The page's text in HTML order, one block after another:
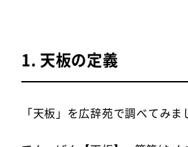
1. 天板の定義
「天板」を広辞苑で調べてみま